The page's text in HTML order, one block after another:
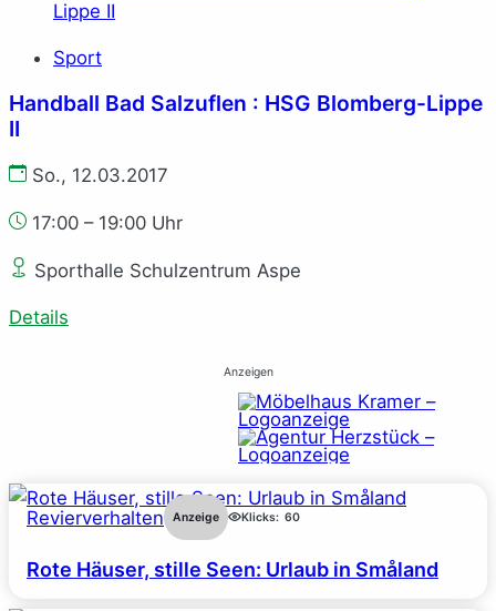
Sport
Handball Bad Salzuflen : HSG Blomberg-Lippe
II
So., 12.03.2017
17:00 – 19:00 Uhr
Sporthalle Schulzentrum Aspe
Details
Anzeigen
Revierverhalten Anzeige Klicks: 60
Rote Häuser, stille Seen: Urlaub in Småland